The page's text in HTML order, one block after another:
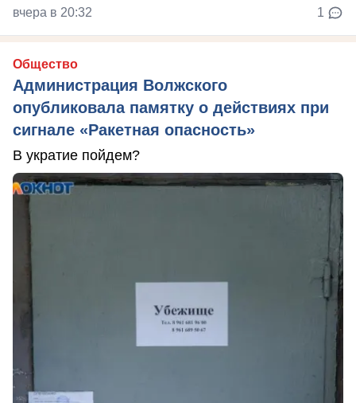
вчера в 20:32 1
Общество
Администрация Волжского
опубликовала памятку о действиях при
сигнале «Ракетная опасность»
В укратие пойдем?